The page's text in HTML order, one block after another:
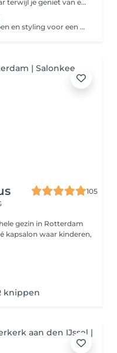
Versterkt en herstelt beschadigd haar terwijl je geniet van een professionele coupe.
Een complete verzorging met knippen en styling voor een prachtige finish.
105
gezin in Rotterdam
knippen